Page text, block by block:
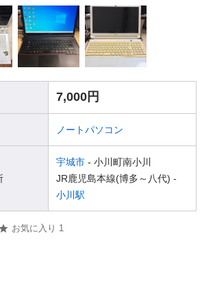
7,000円
ノートパソコン
宇城市 - 小川町南小川
JR鹿児島本線(博多～八代) -
小川駅
お気に入り 1